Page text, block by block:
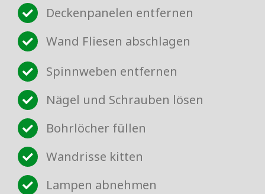
Deckenpanelen entfernen
Wand Fliesen abschlagen
Spinnweben entfernen
Nägel und Schrauben lösen
Bohrlöcher füllen
Wandrisse kitten
Lampen abnehmen